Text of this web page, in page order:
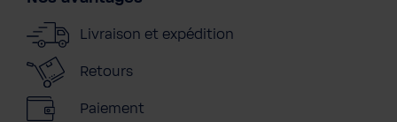
Livraison et expédition
Retours
Paiement